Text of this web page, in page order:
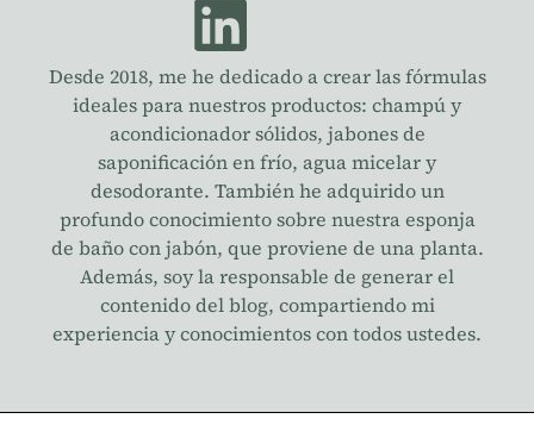
Desde 2018, me he dedicado a crear las fórmulas
ideales para nuestros productos: champú y
acondicionador sólidos, jabones de
saponificación en frío, agua micelar y
desodorante. También he adquirido un
profundo conocimiento sobre nuestra esponja
de baño con jabón, que proviene de una planta.
Además, soy la responsable de generar el
contenido del blog, compartiendo mi
experiencia y conocimientos con todos ustedes.